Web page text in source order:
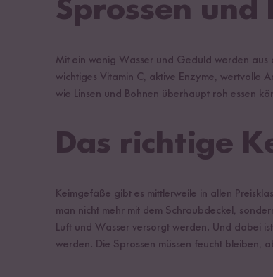
Sprossen und
Mit ein wenig Wasser und Geduld werden
wichtiges Vitamin C, aktive Enzyme, wertvolle
wie Linsen und Bohnen überhaupt roh essen
Das richtige
Keimgefäße gibt es mittlerweile in allen
man nicht mehr mit dem Schraubdeckel,
Luft und Wasser versorgt werden. Und dabei
werden. Die Sprossen müssen feucht bleiben,